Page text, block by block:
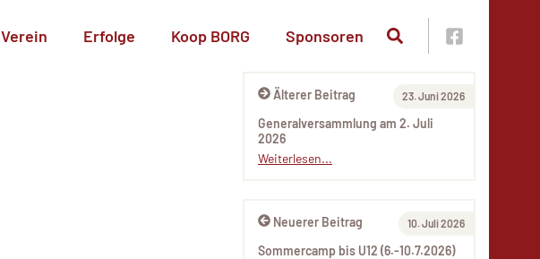
Verein Erfolge Koop BORG Sponsoren
Älterer Beitrag 23. Juni 2026
Generalversammlung am 2. Juli
2026
Weiterlesen...
Neuerer Beitrag 10. Juli 2026
Sommercamp bis U12 (6.-10.7.2026)